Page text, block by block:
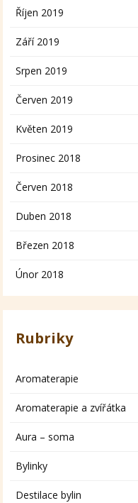
Říjen 2019
Září 2019
Srpen 2019
Červen 2019
Květen 2019
Prosinec 2018
Červen 2018
Duben 2018
Březen 2018
Únor 2018
Rubriky
Aromaterapie
Aromaterapie a zvířátka
Aura – soma
Bylinky
Destilace bylin